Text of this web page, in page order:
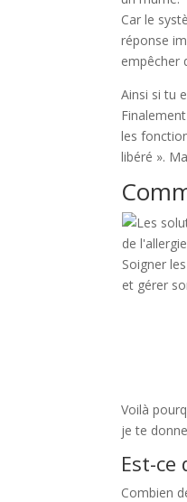
Car le
réponse
empêcher
Ainsi si tu
les
libéré ».
Soigner
et gérer
Voilà
je te
Est-
Combien